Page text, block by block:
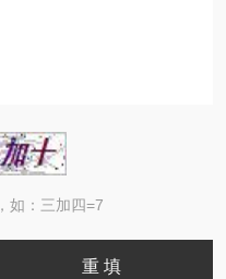
如：三加四=7